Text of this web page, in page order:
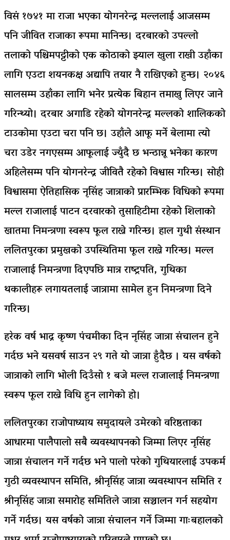
विसं १७४१ मा राजा भएका योगनरेन्द्र मल्ललाई आजसम्म
पनि जीवित राजाका रूपमा मानिन्छ। दरबारको उपल्लो
तलाको पश्चिमपट्टीको एक कोठाको झ्याल खुला राखी उहाँका
लागि एउटा शयनकक्ष अद्यापि तयार नै राखिएको हुन्छ। २०४६
सालसम्म उहाँका लागि भनेर प्रत्येक बिहान तमाखु लिएर जाने
गरिन्थ्यो। दरबार अगाडि रहेको योगनरेन्द्र मल्लको शालिकको
टाउकोमा एउटा चरा पनि छ। उहाँले आफू मर्ने बेलामा त्यो
चरा उडेर नगएसम्म आफूलाई ज्युँदै छ भन्ठान्नू भनेका कारण
अहिलेसम्म पनि योगनरेन्द्र जीवितै रहेको विश्वास गरिन्छ। सोही
विश्वासमा ऐतिहासिक नृसिंह जात्राको प्रारम्भिक विधिको रूपमा
मल्ल राजालाई पाटन दरवारको तुसाहिटीमा रहेको शिलाको
खातमा निमन्त्रणा स्वरूप फूल राख्ने गरिन्छ। हाल गुथी संस्थान
ललितपुरका प्रमुखको उपस्थितिमा फूल राख्ने गरिन्छ।मल्ल
राजालाई निमन्त्रणा दिएपछि मात्र राष्ट्रपति, गुथिका
थकालीहरू लगायतलाई जात्रामा सामेल हुन निमन्त्रणा दिने
गरिन्छ।
हरेक वर्ष भाद्र कृष्ण पंचमीका दिन नृसिंह जात्रा संचालन हुने
गर्दछ भने यसवर्ष साउन २९ गते यो जात्रा हुँदैछ । यस वर्षको
जात्राको लागि भोली दिउँसो १ बजे मल्ल राजालाई निमन्त्रणा
स्वरूप फूल राख्ने विधि हुन लागेको हो।
ललितपुरका राजोपाध्याय समुदायले उमेरको वरिष्ठताका
आधारमा पालैपालो सबै व्यवस्थापनको जिम्मा लिएर नृसिंह
जात्रा संचालन गर्ने गर्दछ भने पालो परेको गुथियारलाई उपकर्म
गुठी व्यवस्थापन समिति, श्रीनृसिंह जात्रा व्यवस्थापन समिति र
श्रीनृसिंह जात्रा समारोह समितिले जात्रा सञ्चालन गर्न सहयोग
गर्ने गर्दछ।यस वर्षको जात्रा संचालन गर्ने जिम्मा गाःबहालको